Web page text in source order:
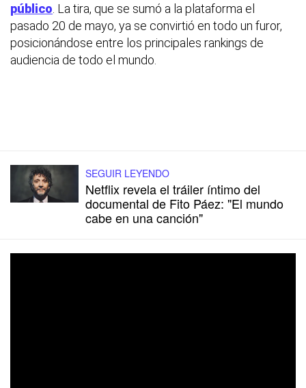
público . La tira, que se sumó a la plataforma el
pasado 20 de mayo, ya se convirtió en todo un furor,
posicionándose entre los principales rankings de
audiencia de todo el mundo.
SEGUIR LEYENDO
Netflix revela el tráiler íntimo del
documental de Fito Páez: "El mundo
cabe en una canción"